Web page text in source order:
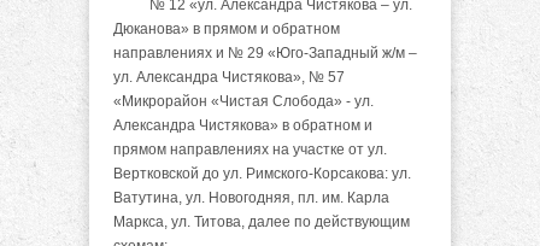
№ 12 «ул. Александра Чистякова – ул.
Дюканова» в прямом и обратном
направлениях и № 29 «Юго-Западный ж/м –
ул. Александра Чистякова», № 57
«Микрорайон «Чистая Слобода» - ул.
Александра Чистякова» в обратном и
прямом направлениях на участке от ул.
Вертковской до ул. Римского-Корсакова: ул.
Ватутина, ул. Новогодняя, пл. им. Карла
Маркса, ул. Титова, далее по действующим